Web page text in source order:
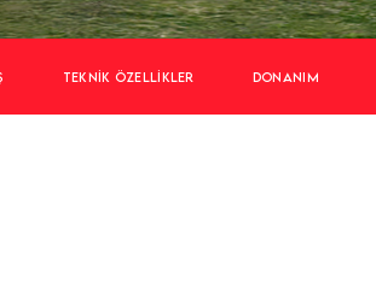
TEKNIK ÖZELLIKLER DONANIM